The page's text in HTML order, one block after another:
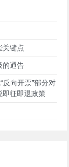
关键点
的通告
反向开票”部分对
即征即退政策